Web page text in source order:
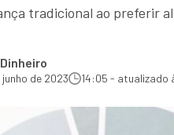
tradicional ao preferir
junho de 2023 14:05 - atualizado